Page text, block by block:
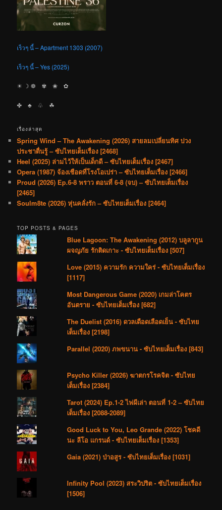
เร็วๆ นี้ – Apartment 1303 (2007)
เร็วๆ นี้ – Yes (2025)
☀︎ ☽ ❁ ✾ ❀ ✿
✤ ♣︎ ♧ ☘︎
เรื่องล่าสุด
Spring Wind – The Awakening (2026) สายลมเปลี่ยนทิศ ปวง
ประชาตื่นรู้ – ซับไทยเต็มเรื่อง [2468]
Heel (2025) ล่ามไว้ให้เป็นเด็กดี – ซับไทยเต็มเรื่อง [2467]
Opera (1987) จ้องเชือดที่โรงโอเปร่า – ซับไทยเต็มเรื่อง [2466]
Proud (2026) Ep.6-8 พราว ตอนที่ 6-8 (จบ) – ซับไทยเต็มเรื่อง
[2465]
Soulm8te (2026) หุ่นคลั่งรัก – ซับไทยเต็มเรื่อง [2464]
TOP POSTS & PAGES
Blue Lagoon: The Awakening (2012) บลูลากูน
ผจญภัย รักติดเกาะ - ซับไทยเต็มเรื่อง [507]
Love (2015) ความรัก ความใคร่ - ซับไทยเต็มเรื่อง
[1117]
Most Dangerous Game (2020) เกมล่าโคตร
อันตราย - ซับไทยเต็มเรื่อง [682]
The Duelist (2016) ดวลเดือดเลือดเย็น - ซับไทย
เต็มเรื่อง [2198]
Parallel (2020) ภพขนาน - ซับไทยเต็มเรื่อง [843]
Psycho Killer (2026) ฆาตกรโรคจิต - ซับไทย
เต็มเรื่อง [2384]
Tarot (2024) Ep.1-2 ไพ่ผีเล่า ตอนที่ 1-2 – ซับไทย
เต็มเรื่อง [2088-2089]
Good Luck to You, Leo Grande (2022) โชคดี
นะ ลีโอ แกรนด์ - ซับไทยเต็มเรื่อง [1353]
Gaia (2021) ป่าอสูร - ซับไทยเต็มเรื่อง [1031]
Infinity Pool (2023) สระวิปริต - ซับไทยเต็มเรื่อง
[1506]